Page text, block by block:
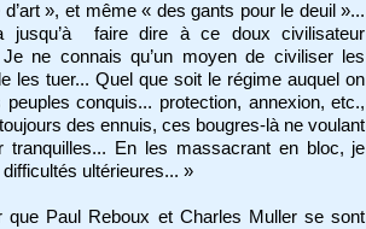
d’art », et même « des gants pour le deuil »...
jusqu’à faire dire à ce doux civilisateur
ne connais qu’un moyen de civiliser les
les tuer... Quel que soit le régime auquel on
peuples conquis... protection, annexion, etc.,
des ennuis, ces bougres-là ne voulant
tranquilles... En les massacrant en bloc, je
ultérieures... »
que Paul Reboux et Charles Muller se sont